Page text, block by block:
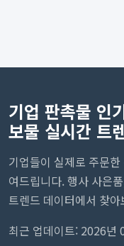
기업 판촉물 인
보물 실시간 트
기업들이 실제로 주문
여드립니다. 행사 사은
트렌드 데이터에서 찾
최근 업데이트: 2026년